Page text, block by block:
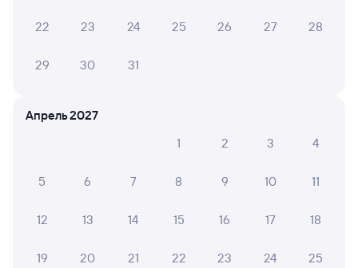
22 23 24 25 26 27 28
29 30 31
Апрель 2027
1
2 3 4
5 6 7 8 9 10 11
12 13 14 15 16 17 18
19 20 21 22 23 24 25